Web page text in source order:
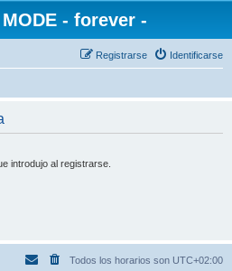
MODE - forever -
Identificarse
Registrarse
introdujo al registrarse.
Todos los horarios son UTC+02:00